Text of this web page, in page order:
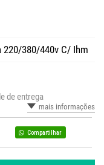
220/380/440v C/ Ihm
de entrega
mais informações
Compartilhar